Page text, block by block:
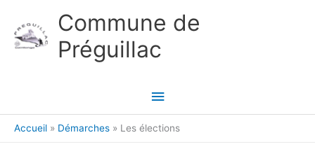
Commune de
Préguillac
Menu
principal
Accueil Démarches Les élections